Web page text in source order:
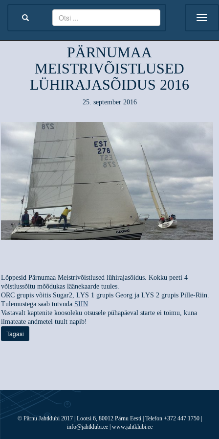
PÄRNUMAA
MEISTRIVÕISTLUSED
LÜHIRAJASÕIDUS 2016
25. september 2016
Lõppesid Pärnumaa Meistrivõistlused lühirajasõidus. Kokku peeti 4
võistlussõitu mõõdukas läänekaarde tuules.
ORC grupis võitis Sugar2, LYS 1 grupis Georg ja LYS 2 grupis Pille-Riin.
Tulemustega saab tutvuda SIIN
Vastavalt kaptenite koosoleku otsusele pühapäeval starte ei toimu, kuna
ilmateate andmetel tuult napib!
Tagasi
© Pärnu Jahtklubi 2017 | Lootsi 6, 80012 Pärnu Eesti | Telefon +372 447 1750 |
info@jahtklubi.ee | www.jahtklubi.ee